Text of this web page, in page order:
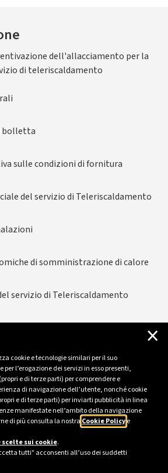
cookie e tecnologie similari per il suo
l’erogazione dei servizi in esso presenti,
e di terze parti) per comprendere e
di navigazione dell’utente, nonché cookie
e di terze parti) per inviarti pubblicità in linea
manifestate nell’ambito della navigazione
di più consulta la nostra Cookie Policye
sui cookie.
tutti" acconsenti all’uso dei suddetti
×
dell'allacciamento per la
di teleriscaldamento
bolletta
sulle condizioni di fornitura
del servizio di Teleriscaldamento
di somministrazione di calore
servizio di Teleriscaldamento